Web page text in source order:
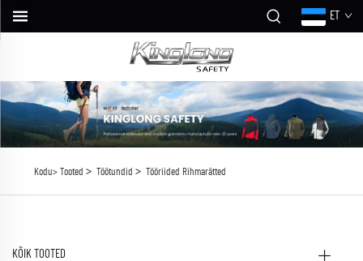
ET
Kodu> Tooted > Töötundid > Tööriided Rihmarätted
KÕIK TOOTED